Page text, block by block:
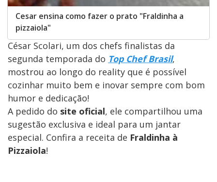
Cesar ensina como fazer o prato "Fraldinha a
pizzaiola"
César Scolari, um dos chefs finalistas da
segunda temporada do Top Chef Brasil,
mostrou ao longo do reality que é possível
cozinhar muito bem e inovar sempre com bom
humor e dedicação!
A pedido do site oficial, ele compartilhou uma
sugestão exclusiva e ideal para um jantar
especial. Confira a receita de Fraldinha à
Pizzaiola!